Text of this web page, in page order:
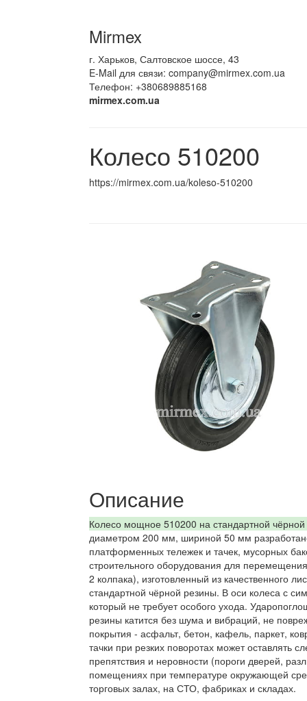
Mirmex
г. Харьков, Салтовское шоссе, 43
E-Mail для связи: company@mirmex.com.ua
Телефон: +380689885168
mirmex.com.ua
Колесо 510200
https://mirmex.com.ua/koleso-510200
Описание
Колесо мощное 510200 на стандартной
диаметром 200 мм, шириной 50 мм
платформенных тележек и тачек, мусорных
строительного оборудования для
2 колпака), изготовленный из качественного
стандартной чёрной резины. В оси колеса с
который не требует особого ухода.
резины катится без шума и вибраций, не
покрытия - асфальт, бетон, кафель, паркет,
тачки при резких поворотах может оставлять
препятствия и неровности (пороги дверей,
помещениях при температуре окружающей
торговых залах, на СТО, фабриках и складах.